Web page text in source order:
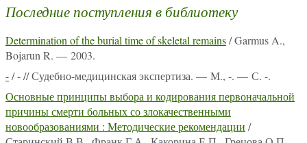
Последние поступления в библиотеку
Determination of the burial time of skeletal remains/ Garmus A.,
Bojarun R. — 2003.
-/ - // Судебно-медицинская экспертиза. — М., -. — С. -.
Основные принципы выбора и кодирования первоначальной
причины смерти больных со злокачественными
новообразованиями : Методические рекомендации /